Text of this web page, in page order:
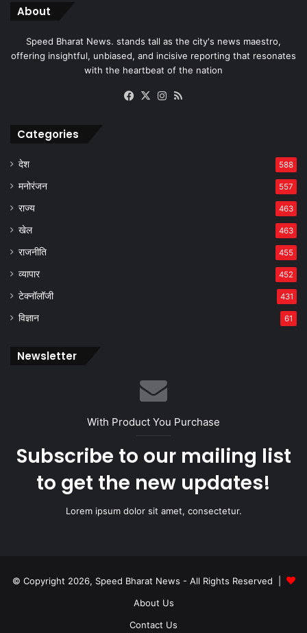
About
Speed Bharat News. stands tall as the city's news maestro,
offering insightful, unbiased, and incisive reporting that resonates
with the heartbeat of the nation
Facebook
X Instagram
Categories
देश 588
मनोरंजन 557
राज्य 463
खेल 463
राजनीति 455
व्यापार 452
टेक्नॉलॉजी 431
विज्ञान 61
Newsletter
With Product You Purchase
Subscribe to our mailing list
to get the new updates!
Lorem ipsum dolor sit amet, consectetur.
© Copyright 2026, Speed Bharat News - All Rights Reserved |
About Us
Contact Us